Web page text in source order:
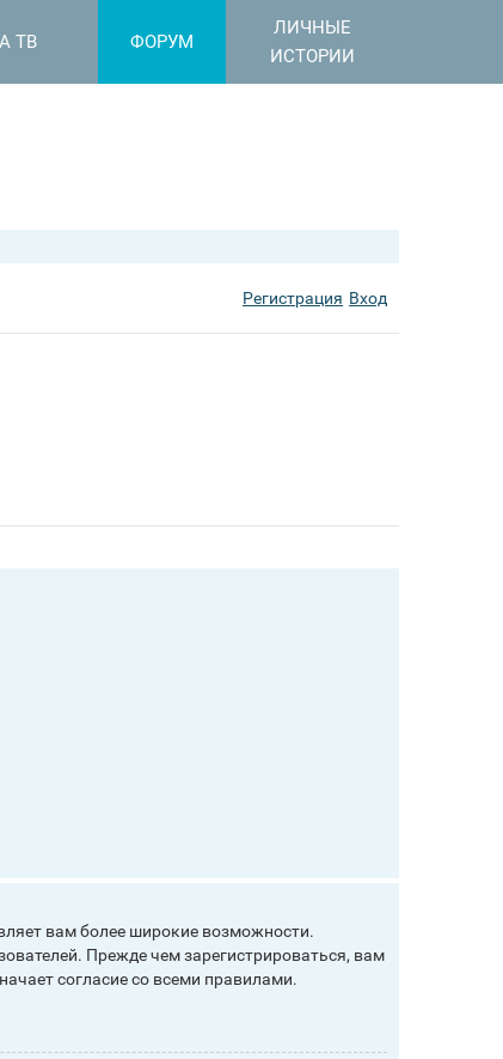
ТВ ФОРУМ
ЛИЧНЫЕ
ИСТОРИИ
Регистрация Вход
вам более широкие возможности.
Прежде чем зарегистрироваться, вам
согласие со всеми правилами.